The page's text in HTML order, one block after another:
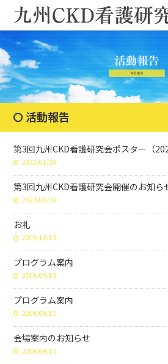
活動報告
第3回九州CKD看護研究会ポスター（
2022/01/29
第3回九州CKD看護研究会開催のお知ら
2022/01/29
お礼
2019/10/13
プログラム案内
2019/09/13
プログラム案内
2019/09/13
会場案内のお知らせ
2019/09/13